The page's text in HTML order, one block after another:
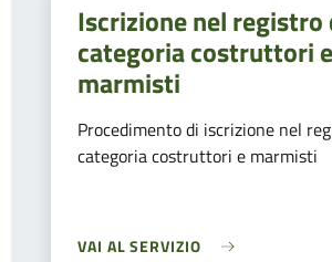
Iscrizione nel registro
categoria costruttori e
marmisti
Procedimento di iscrizione nel
categoria costruttori e marmisti
VAI AL SERVIZIO